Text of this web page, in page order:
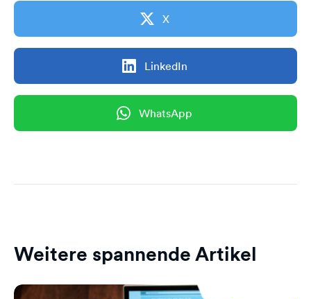
X
LinkedIn
WhatsApp
Weitere spannende Artikel